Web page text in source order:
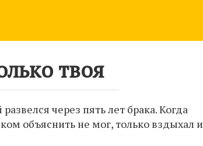
твоя
через пять лет брака. Когда
объяснить не мог, только вздыхал и